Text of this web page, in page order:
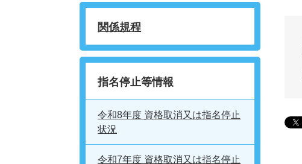
関係規程
指名停止等情報
令和8年度 資格取消又は指名停止
状況
令和7年度 資格取消又は指名停止